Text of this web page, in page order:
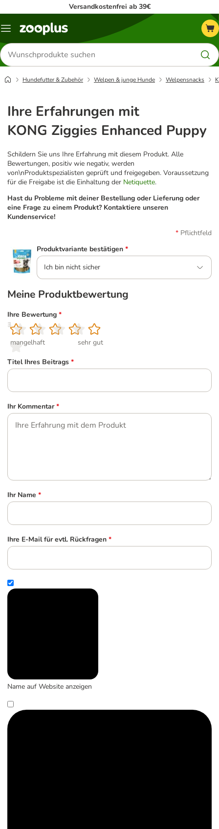
Versandkostenfrei ab 39€
Menü
Produkte
suchen
Hundefutter & Zubehör Welpen & junge Hunde Welpensnacks
Ihre Erfahrungen mit
KONG Ziggies Enhanced Puppy
Schildern Sie uns Ihre Erfahrung mit diesem Produkt. Alle
Bewertungen, positiv wie negativ, werden
von\nProduktspezialisten geprüft und freigegeben. Voraussetzung
für die Freigabe ist die Einhaltung der Netiquette.
Hast du Probleme mit deiner Bestellung oder Lieferung oder
eine Frage zu einem Produkt? Kontaktiere unseren
Kundenservice!
Pflichtfeld
Produktvariante bestätigen *
Ich bin nicht sicher
Meine Produktbewertung
Ihre Bewertung *
1
mangelhaft
2
3
4
5
sehr gut
Titel Ihres Beitrags *
Ihr Kommentar *
Ihr Name *
Ihre E-Mail für evtl. Rückfragen *
Name auf Website anzeigen